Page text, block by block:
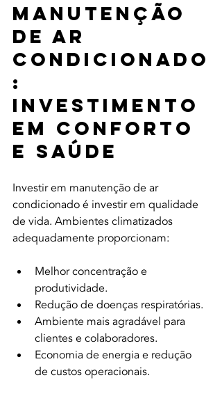
Manutenção
de Ar
Condicionado
:
Investimento
em Conforto
e Saúde
Investir em manutenção de ar
condicionado é investir em qualidade
de vida. Ambientes climatizados
adequadamente proporcionam:
Melhor concentração e
produtividade.
Redução de doenças respiratórias.
Ambiente mais agradável para
clientes e colaboradores.
Economia de energia e redução
de custos operacionais.